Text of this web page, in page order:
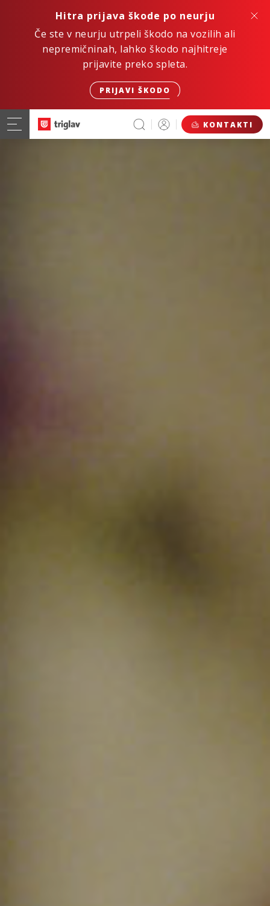
Hitra prijava škode po neurju
Če ste v neurju utrpeli škodo na vozilih ali
nepremičninah, lahko škodo najhitreje
prijavite preko spleta.
PRIJAVI ŠKODO
KONTAKTI